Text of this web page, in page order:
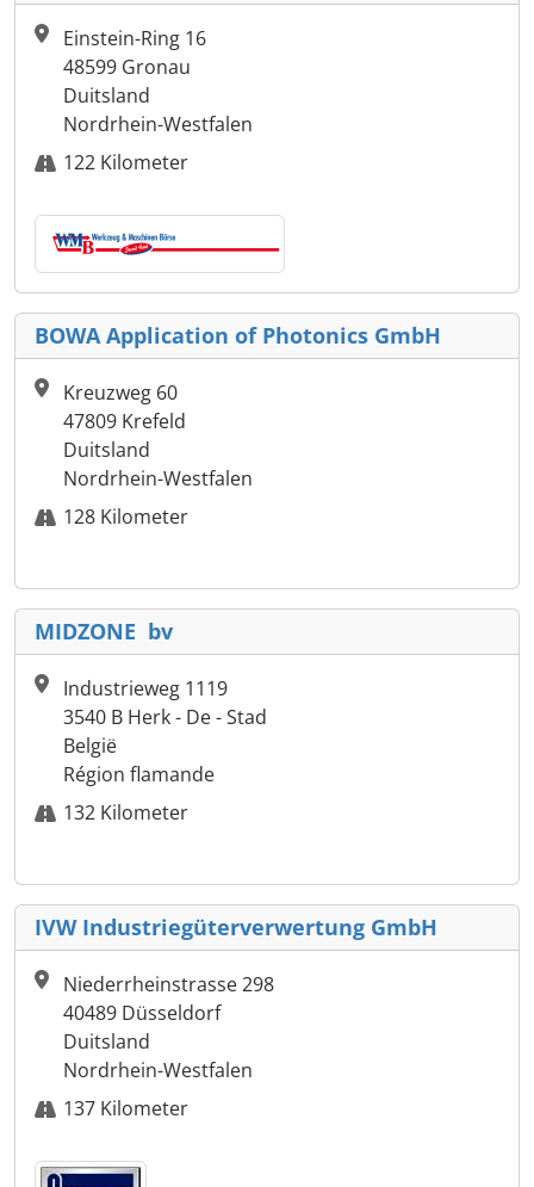
Einstein-Ring 16
48599 Gronau
Duitsland
Nordrhein-Westfalen
122 Kilometer
BOWA Application of Photonics GmbH
Kreuzweg 60
47809 Krefeld
Duitsland
Nordrhein-Westfalen
128 Kilometer
MIDZONE bv
Industrieweg 1119
3540 B Herk - De - Stad
België
Région flamande
132 Kilometer
IVW Industriegüterverwertung GmbH
Niederrheinstrasse 298
40489 Düsseldorf
Duitsland
Nordrhein-Westfalen
137 Kilometer